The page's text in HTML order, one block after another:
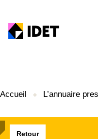
Accueil L’annuaire
Retour